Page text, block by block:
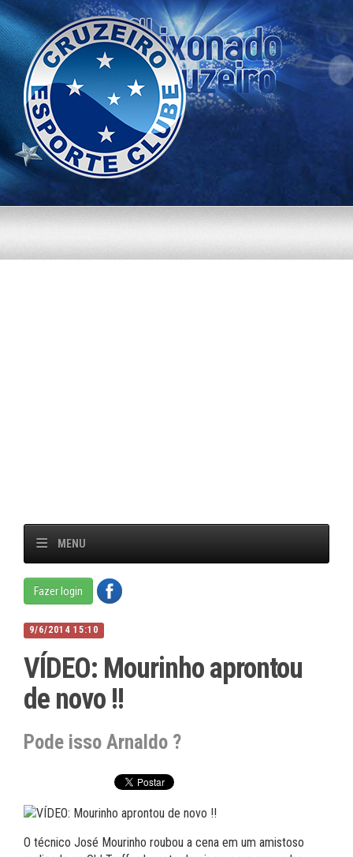
MENU
Fazer login
9/6/2014 15:10
VÍDEO: Mourinho aprontou
de novo !!
Pode isso Arnaldo ?
O técnico José Mourinho roubou a cena em um amistoso